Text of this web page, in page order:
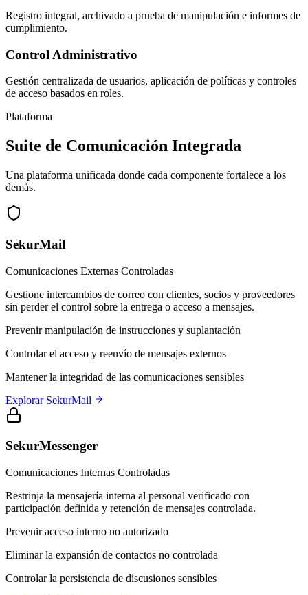
Registro integral, archivado a prueba de manipulación e informes de
cumplimiento.
Control Administrativo
Gestión centralizada de usuarios, aplicación de políticas y controles
de acceso basados en roles.
Plataforma
Suite de Comunicación Integrada
Una plataforma unificada donde cada componente fortalece a los
demás.
SekurMail
Comunicaciones Externas Controladas
Gestione intercambios de correo con clientes, socios y proveedores
sin perder el control sobre la entrega o acceso a mensajes.
Prevenir manipulación de instrucciones y suplantación
Controlar el acceso y reenvío de mensajes externos
Mantener la integridad de las comunicaciones sensibles
Explorar SekurMail
SekurMessenger
Comunicaciones Internas Controladas
Restrinja la mensajería interna al personal verificado con
participación definida y retención de mensajes controlada.
Prevenir acceso interno no autorizado
Eliminar la expansión de contactos no controlada
Controlar la persistencia de discusiones sensibles